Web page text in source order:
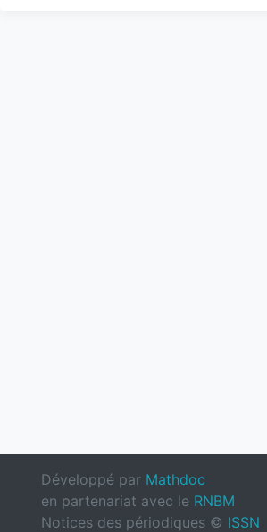
Développé par Mathdoc
en partenariat avec le RNBM
Notices des périodiques © ISSN